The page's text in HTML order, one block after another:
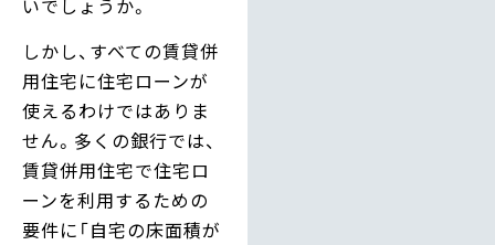
いでしょうか。
しかし、すべての賃貸併
用住宅に住宅ローンが
使えるわけではありま
せん。多くの銀行では、
賃貸併用住宅で住宅ロ
ーンを利用するための
要件に「自宅の床面積が